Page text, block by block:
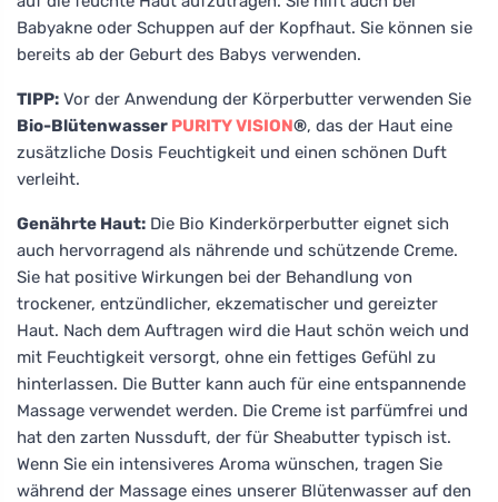
Babyakne oder Schuppen auf der Kopfhaut. Sie können sie
bereits ab der Geburt des Babys verwenden.
TIPP: Vor der Anwendung der Körperbutter verwenden Sie
Bio-Blütenwasser PURITY VISION®, das der Haut eine
zusätzliche Dosis Feuchtigkeit und einen schönen Duft
verleiht.
Genährte Haut: Die Bio Kinderkörperbutter eignet sich
auch hervorragend als nährende und schützende Creme.
Sie hat positive Wirkungen bei der Behandlung von
trockener, entzündlicher, ekzematischer und gereizter
Haut. Nach dem Auftragen wird die Haut schön weich und
mit Feuchtigkeit versorgt, ohne ein fettiges Gefühl zu
hinterlassen. Die Butter kann auch für eine entspannende
Massage verwendet werden. Die Creme ist parfümfrei und
hat den zarten Nussduft, der für Sheabutter typisch ist.
Wenn Sie ein intensiveres Aroma wünschen, tragen Sie
während der Massage eines unserer Blütenwasser auf den